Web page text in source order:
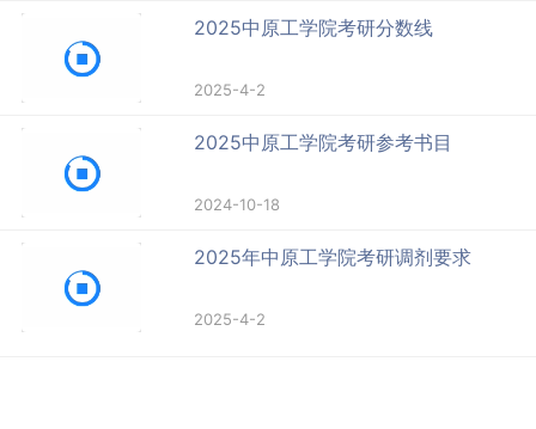
2025中原工学院考研分数线
2025-4-2
2025中原工学院考研参考书目
2024-10-18
2025年中原工学院考研调剂要求
2025-4-2